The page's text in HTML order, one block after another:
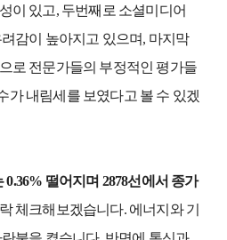
이 있고, 두번째로 소셜미디어
감이 높아지고 있으며, 마지막
로 전문가들의 부정적인 평가들
가 내림세를 보였다고 볼 수 있겠
떨어지며 2878선에서 종가
체크해보겠습니다. 에너지와 기